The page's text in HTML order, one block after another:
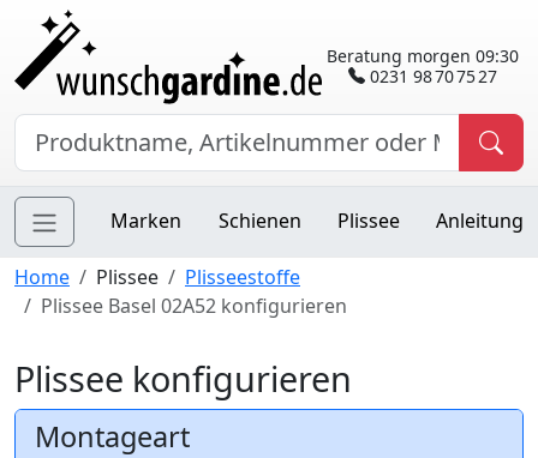
Beratung morgen 09:30
0231 98 70 75 27
Marken Schienen Plissee Anleitung
Home Plissee
Plisseestoffe
Plissee Basel 02A52 konfigurieren
Plissee konfigurieren
Montageart